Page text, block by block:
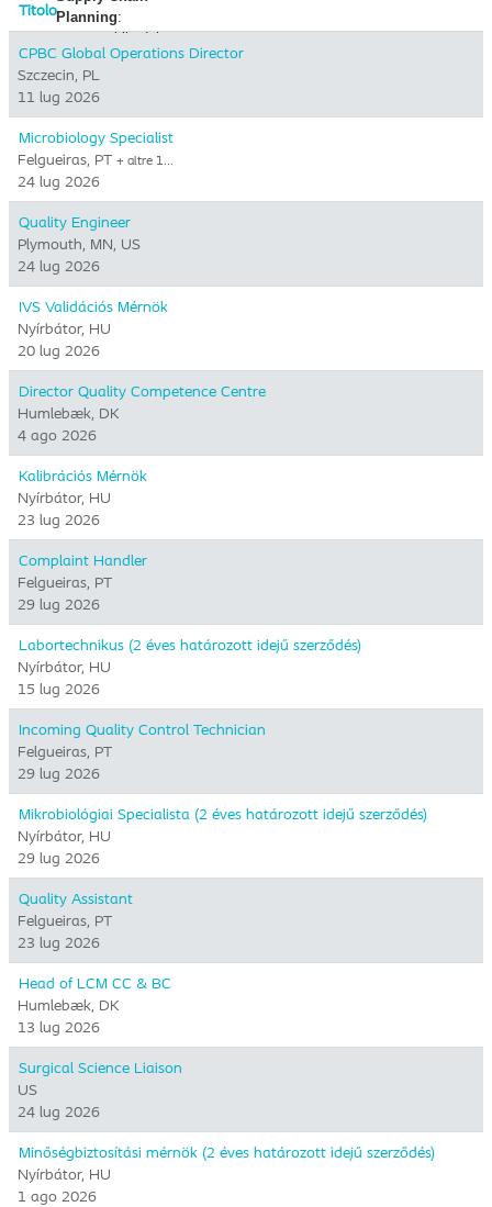
Planning:
responsabile del
bilanciamento della
domanda e
dell'offerta, della
gestione della
supply chain per il
lancio di nuovi
prodotti e del nostro
Supply Chain
Support Center.
Commercial
Supply Chain
punto di contatto tra
l'organizzazione
commerciale e la
supply chain. E'
responsabile della
previsione della
domanda e della
relativa
comunicazione, ed è
coinvolto nella
gestione di tutte le
questioni connesse.
Titolo
CPBC Global Operations Director
Szczecin, PL
11 lug 2026
Microbiology Specialist
Felgueiras, PT + altre 1…
24 lug 2026
Quality Engineer
Plymouth, MN, US
24 lug 2026
IVS Validációs Mérnök
Nyírbátor, HU
20 lug 2026
Director Quality Competence Centre
Humlebæk, DK
4 ago 2026
Kalibrációs Mérnök
Nyírbátor, HU
23 lug 2026
Complaint Handler
Felgueiras, PT
29 lug 2026
Labortechnikus (2 éves határozott idejű szerződés)
Nyírbátor, HU
15 lug 2026
Incoming Quality Control Technician
Felgueiras, PT
29 lug 2026
Mikrobiológiai Specialista (2 éves határozott idejű szerződés)
Nyírbátor, HU
29 lug 2026
Quality Assistant
Felgueiras, PT
23 lug 2026
Head of LCM CC & BC
Humlebæk, DK
13 lug 2026
Surgical Science Liaison
US
24 lug 2026
Minőségbiztosítási mérnök (2 éves határozott idejű szerződés)
Nyírbátor, HU
1 ago 2026